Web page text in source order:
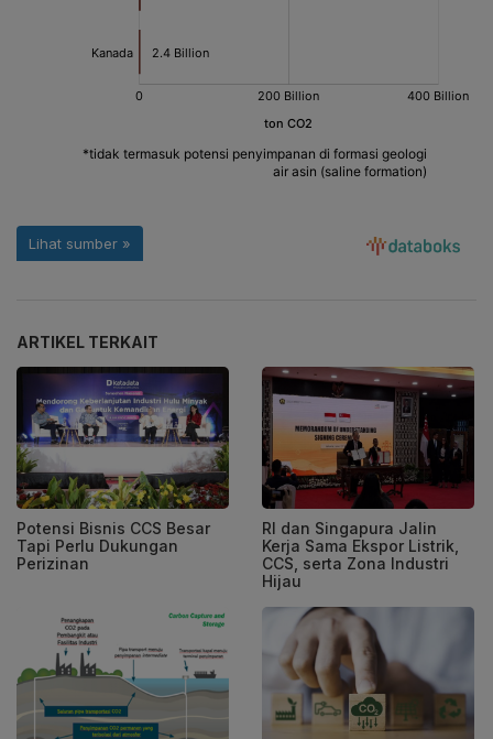
ARTIKEL TERKAIT
Potensi Bisnis CCS Besar
Tapi Perlu Dukungan
Perizinan
RI dan Singapura Jalin
Kerja Sama Ekspor Listrik,
CCS, serta Zona Industri
Hijau